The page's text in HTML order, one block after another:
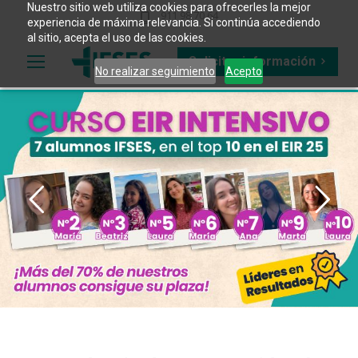
Nuestro sitio web utiliza cookies para ofrecerles la mejor
experiencia de máxima relevancia. Si continúa accediendo
al sitio, acepta el uso de las cookies.
No realizar seguimiento Acepto
911 98 70 64
Solicitar información